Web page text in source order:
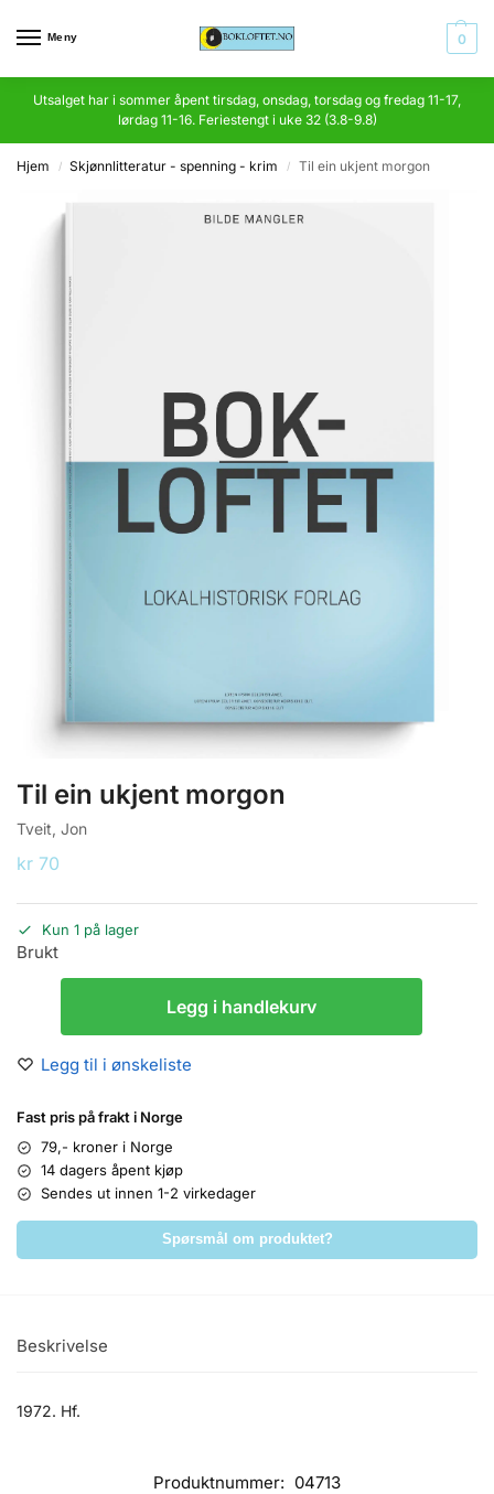
Meny 0
Utsalget har i sommer åpent tirsdag, onsdag, torsdag og fredag 11-17,
lørdag 11-16. Feriestengt i uke 32 (3.8-9.8)
Hjem / Skjønnlitteratur - spenning - krim / Til ein ukjent morgon
Til ein ukjent morgon
Tveit, Jon
kr 70
Kun 1 på lager
Brukt
Legg i handlekurv
Legg til i ønskeliste
Fast pris på frakt i Norge
79,- kroner i Norge
14 dagers åpent kjøp
Sendes ut innen 1-2 virkedager
Spørsmål om produktet?
Beskrivelse
1972. Hf.
Produktnummer: 04713